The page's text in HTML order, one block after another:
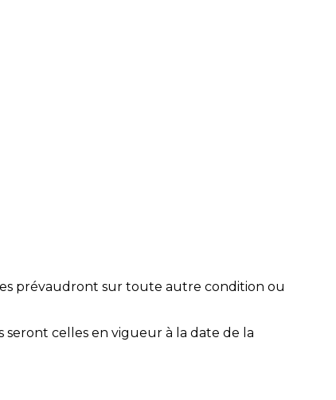
prévaudront sur toute autre condition ou
seront celles en vigueur à la date de la